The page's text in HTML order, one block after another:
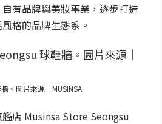
有品牌與美妝事業，逐步打造
格的品牌生態系。
。圖片來源｜MUSINSA
店 Musinsa Store Seongsu